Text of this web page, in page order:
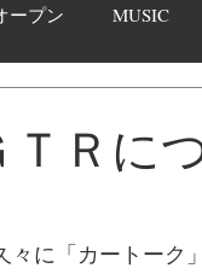
ープン MUSIC
ＴＲ
々に「カートーク